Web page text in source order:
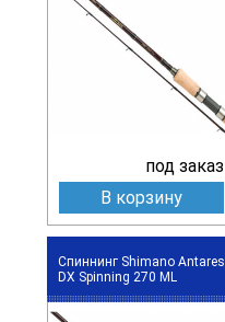
под заказ
В корзину
Спиннинг Shimano Antares
DX Spinning 270 ML